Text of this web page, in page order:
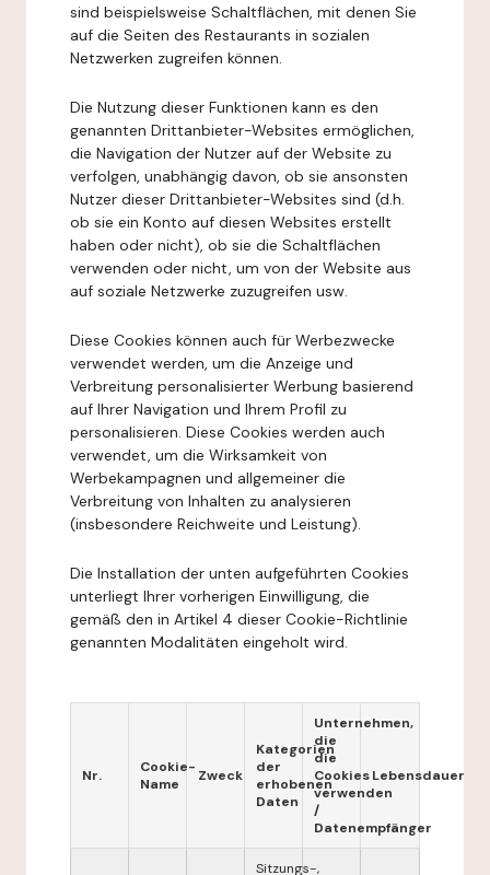
sind beispielsweise Schaltflächen, mit denen Sie
auf die Seiten des Restaurants in sozialen
Netzwerken zugreifen können.
Die Nutzung dieser Funktionen kann es den
genannten Drittanbieter-Websites ermöglichen,
die Navigation der Nutzer auf der Website zu
verfolgen, unabhängig davon, ob sie ansonsten
Nutzer dieser Drittanbieter-Websites sind (d.h.
ob sie ein Konto auf diesen Websites erstellt
haben oder nicht), ob sie die Schaltflächen
verwenden oder nicht, um von der Website aus
auf soziale Netzwerke zuzugreifen usw.
Diese Cookies können auch für Werbezwecke
verwendet werden, um die Anzeige und
Verbreitung personalisierter Werbung basierend
auf Ihrer Navigation und Ihrem Profil zu
personalisieren. Diese Cookies werden auch
verwendet, um die Wirksamkeit von
Werbekampagnen und allgemeiner die
Verbreitung von Inhalten zu analysieren
(insbesondere Reichweite und Leistung).
Die Installation der unten aufgeführten Cookies
unterliegt Ihrer vorherigen Einwilligung, die
gemäß den in Artikel 4 dieser Cookie-Richtlinie
genannten Modalitäten eingeholt wird.
Nr.
Cookie-
Name
Zweck
Kategorien
der
erhobenen
Daten
Unternehmen,
die
die
Cookies
verwenden
/
Datenempfänger
Lebensdauer
Sitzungs-,